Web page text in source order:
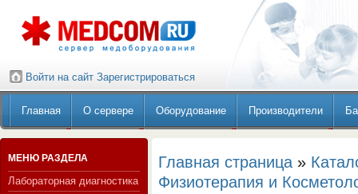
Войти на сайт Зарегистрироваться
Главная О сервере Оборудование Производители
МЕНЮ РАЗДЕЛА
Лабораторная диагностика
Главная страница »
Физиотерапия и